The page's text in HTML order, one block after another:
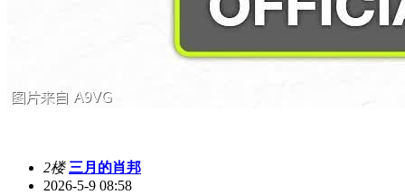
2楼 三月的肖邦
2026-5-9 08:58